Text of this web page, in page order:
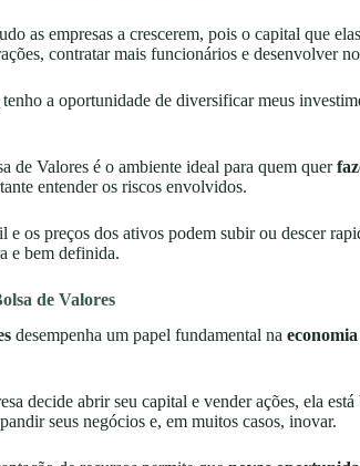
as empresas a crescerem, pois o capital que
contratar mais funcionários e desenvolver
a oportunidade de diversificar meus
de Valores é o ambiente ideal para quem quer
entender os riscos envolvidos.
e os preços dos ativos podem subir ou descer
e bem definida.
de Valores
desempenha um papel fundamental na economia
decide abrir seu capital e vender ações, ela
seus negócios e, em muitos casos, inovar.